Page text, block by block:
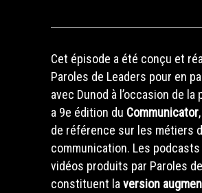
Cet épisode a été conçu et
Paroles de Leaders pour en
avec Dunod à l’occasion de la
a 9e édition du Communicator
de référence sur les métiers
communication. Les
vidéos produits par Paroles
constituent la version